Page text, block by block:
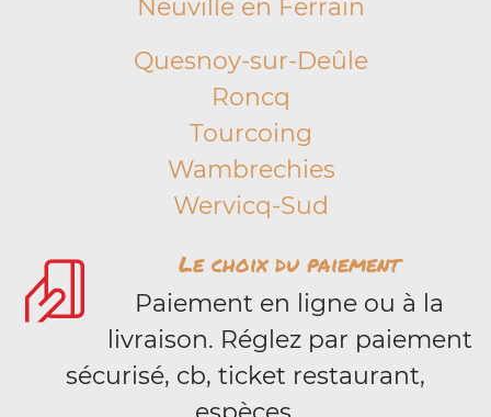
Neuville en Ferrain
Quesnoy-sur-Deûle
Roncq
Tourcoing
Wambrechies
Wervicq-Sud
Le choix du paiement
Paiement en ligne ou à la
livraison. Réglez par paiement
sécurisé, cb, ticket restaurant,